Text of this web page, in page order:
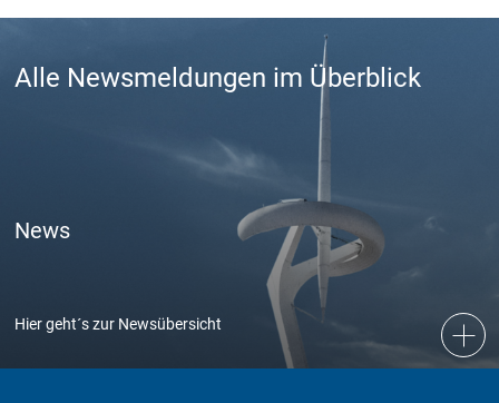
Alle Newsmeldungen im Überblick
News
Hier geht´s zur Newsübersicht